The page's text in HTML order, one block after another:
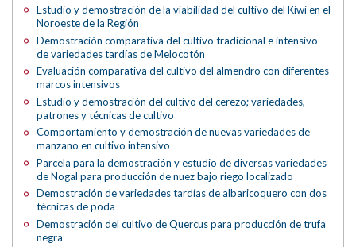
Estudio y demostración de la viabilidad del cultivo del Kiwi en el
Noroeste de la Región
Demostración comparativa del cultivo tradicional e intensivo
de variedades tardías de Melocotón
Evaluación comparativa del cultivo del almendro con diferentes
marcos intensivos
Estudio y demostración del cultivo del cerezo; variedades,
patrones y técnicas de cultivo
Comportamiento y demostración de nuevas variedades de
manzano en cultivo intensivo
Parcela para la demostración y estudio de diversas variedades
de Nogal para producción de nuez bajo riego localizado
Demostración de variedades tardías de albaricoquero con dos
técnicas de poda
Demostración del cultivo de Quercus para producción de trufa
negra